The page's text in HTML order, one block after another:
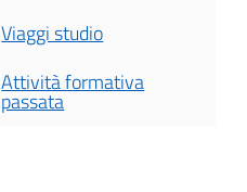
Viaggi studio
Attività formativa
passata